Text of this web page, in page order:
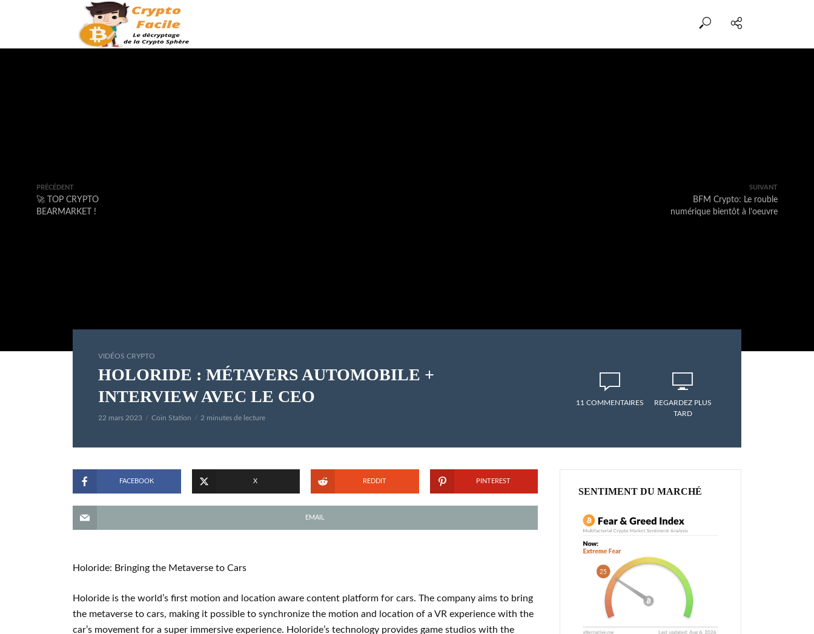
PRÉCÉDENT
🚀 TOP CRYPTO
BEARMARKET !
SUIVANT
BFM Crypto: Le rouble
numérique bientôt à l’oeuvre
VIDÉOS CRYPTO
HOLORIDE : MÉTAVERS AUTOMOBILE +
INTERVIEW AVEC LE CEO
22 mars 2023 Coin Station 2 minutes de lecture
11 COMMENTAIRES
REGARDEZ PLUS
TARD
FACEBOOK X REDDIT PINTEREST
EMAIL
Holoride: Bringing the Metaverse to Cars
Holoride is the world’s first motion and location aware content platform for cars. The company aims to bring
the metaverse to cars, making it possible to synchronize the motion and location of a VR experience with the
car’s movement for a super immersive experience. Holoride’s technology provides game studios with the
SENTIMENT DU MARCHÉ